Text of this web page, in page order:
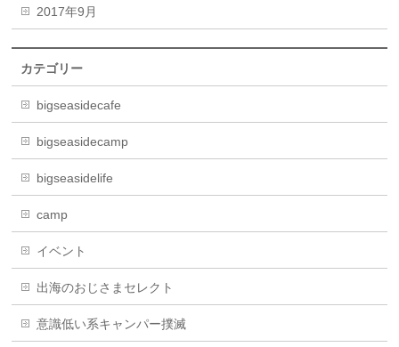
2017年9月
カテゴリー
bigseasidecafe
bigseasidecamp
bigseasidelife
camp
イベント
出海のおじさまセレクト
意識低い系キャンパー撲滅